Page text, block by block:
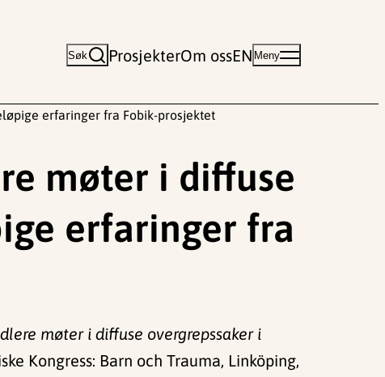
Søk ProsjekterOm ossEN Meny
erfaringer fra Fobik-prosjektet
møter i diffuse
erfaringer fra
møter i diffuse overgrepssaker i
Kongress: Barn och Trauma, Linköping,